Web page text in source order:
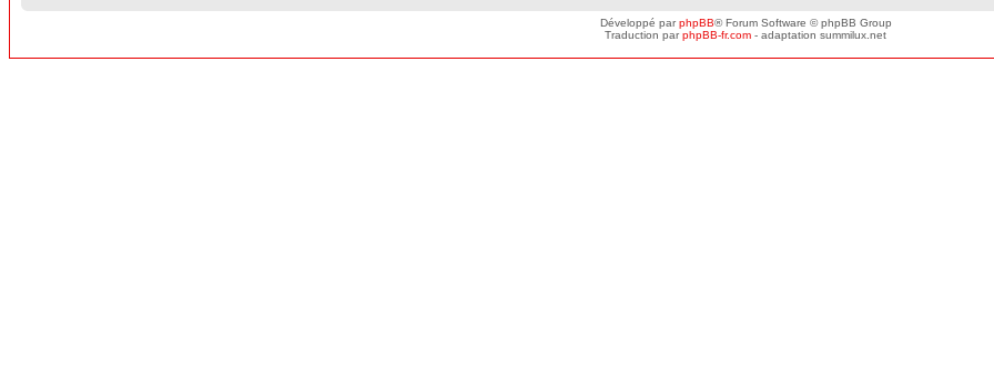
Développé parphpBB® Forum Software © phpBB Group
Traduction parphpBB-fr.com - adaptation summilux.net